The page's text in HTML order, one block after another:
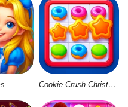
Cookie Crush Christmas 2